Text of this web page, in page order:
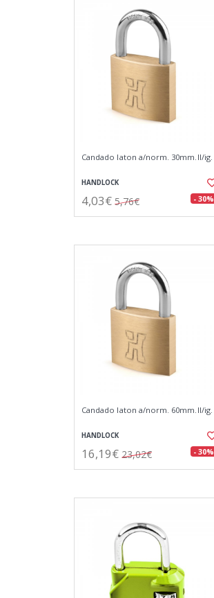
Candado laton a/norm. 30mm.ll/ig.
HANDLOCK
4,03€ 5,76€ - 30%
Candado laton a/norm. 60mm.ll/ig.
HANDLOCK
16,19€ 23,02€ - 30%